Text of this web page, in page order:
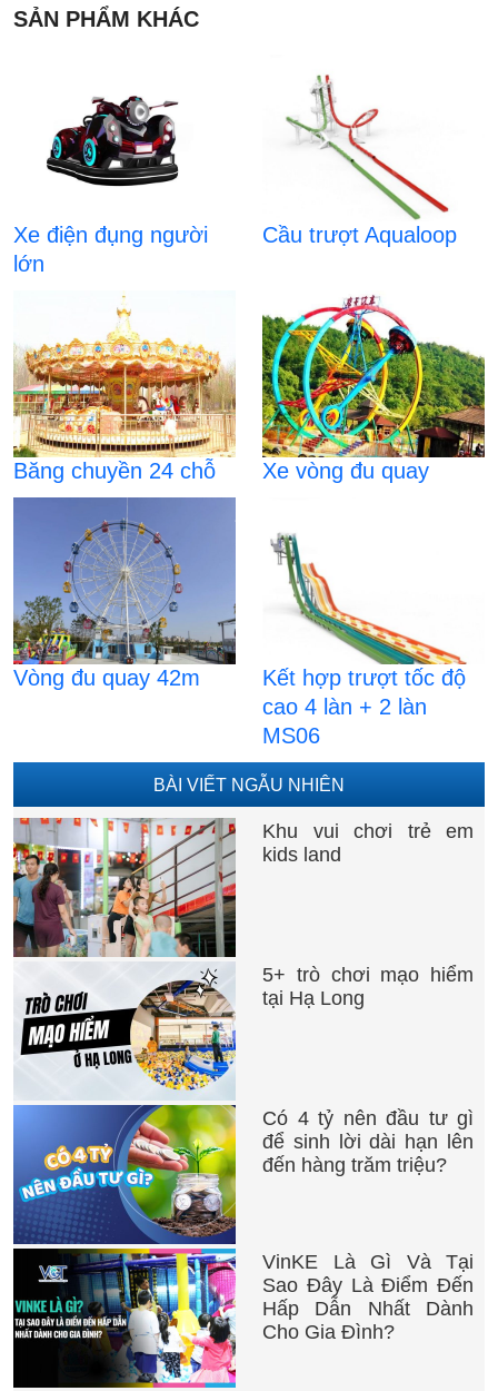
SẢN PHẨM KHÁC
Xe điện đụng người
lớn
Cầu trượt Aqualoop
Băng chuyền 24 chỗ Xe vòng đu quay
Vòng đu quay 42m
Kết hợp trượt tốc độ
cao 4 làn + 2 làn
MS06
BÀI VIẾT NGẪU NHIÊN
Khu vui chơi trẻ em
kids land
5+ trò chơi mạo hiểm
tại Hạ Long
Có 4 tỷ nên đầu tư gì
để sinh lời dài hạn lên
đến hàng trăm triệu?
VinKE Là Gì Và Tại
Sao Đây Là Điểm Đến
Hấp Dẫn Nhất Dành
Cho Gia Đình?